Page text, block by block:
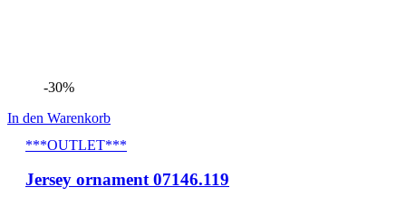
-30%
In den Warenkorb
***OUTLET***
Jersey ornament 07146.119